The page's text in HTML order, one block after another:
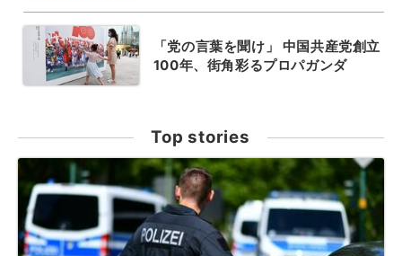
「党の言葉を聞け」 中国共産党創立
100年、街角彩るプロパガンダ
Top stories